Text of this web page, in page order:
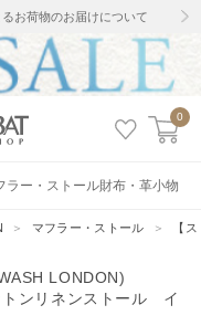
お荷物のお届けについて
0
ラー・ストール財布・革小物
＞ マフラー・ストール ＞ 【
LONDON)
ンリネンストール イ